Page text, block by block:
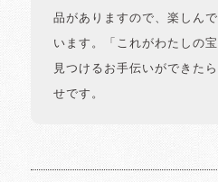
品がありますので、楽しん
います。「これがわたしの
見つけるお手伝いができた
せです。